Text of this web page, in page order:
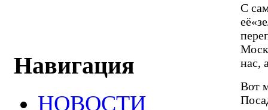
Навигация
НОВОСТИ
С
нас,
Вот